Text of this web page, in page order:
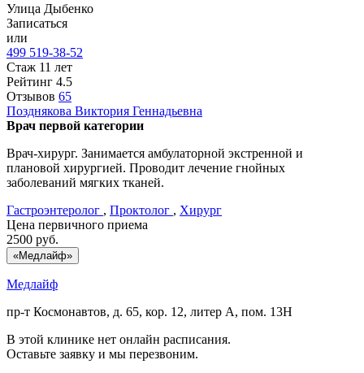
Улица Дыбенко
Записаться
или
499 519-38-52
Стаж 11 лет
Рейтинг 4.5
Отзывов 65
Позднякова Виктория Геннадьевна
Врач первой категории
Врач-хирург. Занимается амбулаторной экстренной и
плановой хирургией. Проводит лечение гнойных
заболеваний мягких тканей.
Гастроэнтеролог , Проктолог , Хирург
Цена первичного приема
2500 руб.
«Медлайф»
Медлайф
пр-т Космонавтов, д. 65, кор. 12, литер А, пом. 13Н
В этой клинике нет онлайн расписания.
Оставьте заявку и мы перезвоним.